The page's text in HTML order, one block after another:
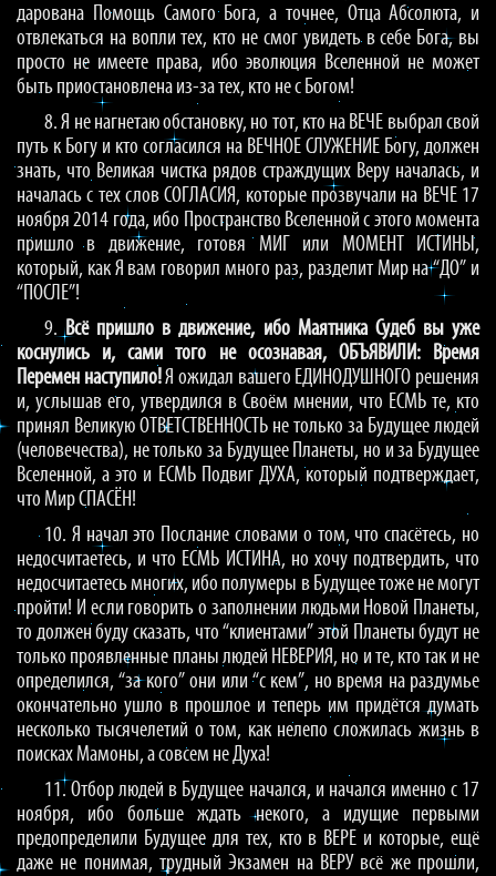
дарована Помощь Самого Бога, а точнее, Отца Абсолюта, и
отвлекаться на вопли тех, кто не смог увидеть в себе Бога, вы
просто не имеете права, ибо эволюция Вселенной не может
быть приостановлена из-за тех, кто не с Богом!
8. Я не нагнетаю обстановку, но тот, кто на ВЕЧЕ выбрал свой
путь к Богу и кто согласился на ВЕЧНОЕ СЛУЖЕНИЕ Богу, должен
знать, что Великая чистка рядов страждущих Веру началась, и
началась с тех слов СОГЛАСИЯ, которые прозвучали на ВЕЧЕ 17
ноября 2014 года, ибо Пространство Вселенной с этого момента
пришло в движение, готовя МИГ или МОМЕНТ ИСТИНЫ,
который, как Я вам говорил много раз, разделит Мир на “ДО” и
“ПОСЛЕ”!
9.Всё пришло в движение, ибо Маятника Судеб вы уже
коснулись и, сами того не осознавая, ОБЪЯВИЛИ: Время
Перемен наступило!Я ожидал вашего ЕДИНОДУШНОГО решения
и, услышав его, утвердился в Своём мнении, что ЕСМЬ те, кто
принял Великую ОТВЕТСТВЕННОСТЬ не только за Будущее людей
(человечества), не только за Будущее Планеты, но и за Будущее
Вселенной, а это и ЕСМЬ Подвиг ДУХА, который подтверждает,
что Мир СПАСЁН!
10. Я начал это Послание словами о том, что спасётесь, но
недосчитаетесь, и что ЕСМЬ ИСТИНА, но хочу подтвердить, что
недосчитаетесь многих, ибо полумеры в Будущее тоже не могут
пройти! И если говорить о заполнении людьми Новой Планеты,
то должен буду сказать, что “клиентами” этой Планеты будут не
только проявленные планы людей НЕВЕРИЯ, но и те, кто так и не
определился, “за кого” они или “с кем”, но время на раздумье
окончательно ушло в прошлое и теперь им придётся думать
несколько тысячелетий о том, как нелепо сложилась жизнь в
поисках Мамоны, а совсем не Духа!
11. Отбор людей в Будущее начался, и начался именно с 17
ноября, ибо больше ждать некого, а идущие первыми
предопределили Будущее для тех, кто в ВЕРЕ и которые, ещё
даже не понимая, трудный Экзамен на ВЕРУ всё же прошли,